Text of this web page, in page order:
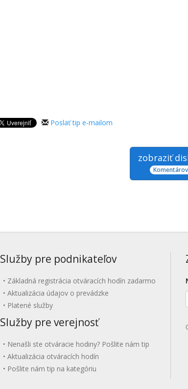
Poslať tip e-mailom
zobraziť
Služby pre podnikateľov
Základná registrácia otváracích hodín zadarmo
Aktualizácia údajov o prevádzke
Platené služby
Služby pre verejnosť
Nenašli ste otváracie hodiny? Pošlite nám tip
Aktualizácia otváracích hodín
Pošlite nám tip na kategóriu
E-